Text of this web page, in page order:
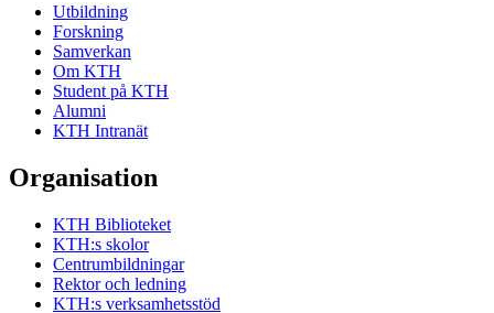
Utbildning
Forskning
Samverkan
Om KTH
Student på KTH
Alumni
KTH Intranät
Organisation
KTH Biblioteket
KTH:s skolor
Centrumbildningar
Rektor och ledning
KTH:s verksamhetsstöd